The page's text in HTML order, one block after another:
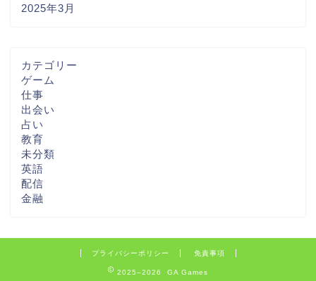
2025年3月
カテゴリー
ゲーム
仕事
出会い
占い
教育
未分類
英語
配信
金融
プライバシーポリシー 免責事項
2025–2026 GA Games